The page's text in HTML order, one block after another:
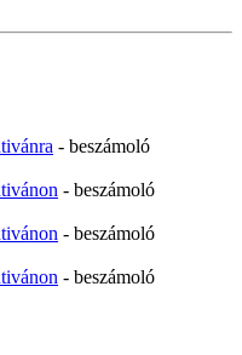
- beszámoló
- beszámoló
- beszámoló
- beszámoló